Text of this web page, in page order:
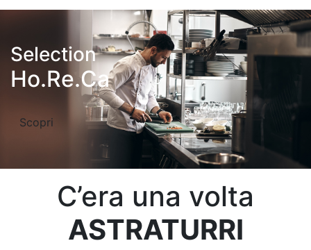
Selection
Ho.Re.Ca
Scopri
C’era una volta
ASTRATURRI